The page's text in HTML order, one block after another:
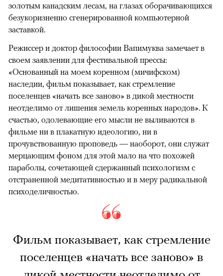
золотым канадским лесам, на глазах оборачивающихся
безукоризненно сгенерированной компьютерной
заставкой.
Режиссер и доктор философии Вапимуква замечает в
своем заявлении для фестивальной прессы:
«Основанный на моем коренном (мичифском)
наследии, фильм показывает, как стремление
поселенцев «начать все заново» в дикой местности
неотделимо от лишения земель коренных народов». К
счастью, одолевающие его мысли не выливаются в
фильме ни в плакатную идеологию, ни в
прочувствованную проповедь — наоборот, они служат
мерцающим фоном для этой мало на что похожей
параболы, сочетающей сдержанный психологизм с
отстраненной медитативностью и в меру радикальной
психоделичностью.
Фильм показывает, как стремление
поселенцев «начать все заново» в